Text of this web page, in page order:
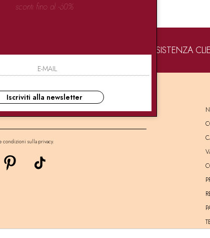
ASSISTENZA
condizioni sulla privacy.
sconti fino al -60%
Iscriviti alla newsletter